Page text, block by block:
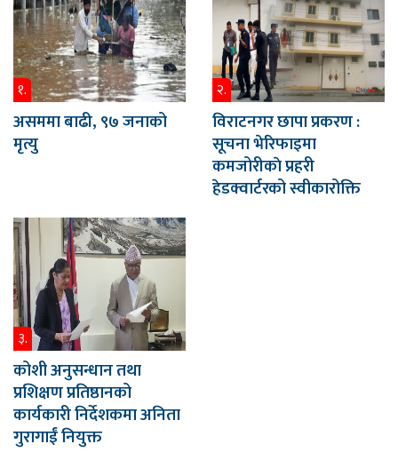
१.
असममा बाढी, ९७ जनाको
मृत्यु
२.
विराटनगर छापा प्रकरण :
सूचना भेरिफाइमा
कमजोरीकाे प्रहरी
हेडक्वार्टरको स्वीकारोक्ति
३.
कोशी अनुसन्धान तथा
प्रशिक्षण प्रतिष्ठानको
कार्यकारी निर्देशकमा अनिता
गुरागाईं नियुक्त